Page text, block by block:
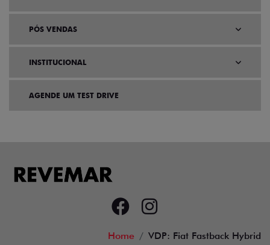
PÓS VENDAS
INSTITUCIONAL
AGENDE UM TEST DRIVE
Home VDP: Fiat Fastback Hybrid